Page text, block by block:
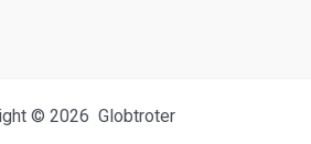
© 2026 Globtroter